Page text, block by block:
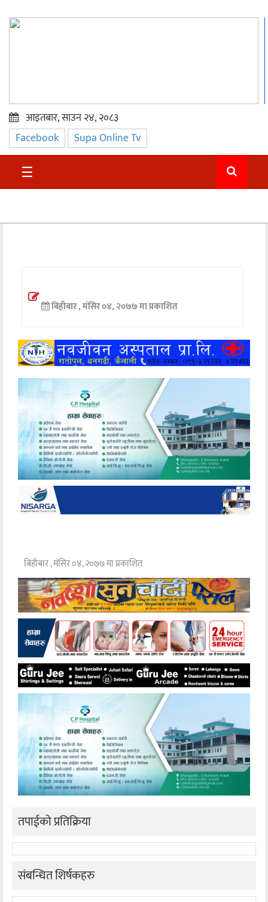
प्रमुख
समाचार
सुदुर
अन्तर्वार्ता
खेलकुद
मनोरञ्जन
अन्य
आइतबार, साउन २४, २०८३
Facebook Supa Online Tv
☰
बिहीबार , मंसिर ०४, २०७७ मा प्रकाशित
बिहीबार , मंसिर ०४, २०७७ मा प्रकाशित
तपाईको प्रतिक्रिया
संबन्धित शिर्षकहरु